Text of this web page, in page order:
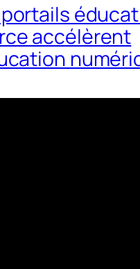
accélèrent